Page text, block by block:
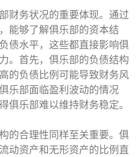
财务状况的重要体现。通过
能够了解俱乐部的资本结
债水平，这些都直接影响俱
。首先，俱乐部的负债结构
的负债比例可能导致财务风
乐部面临盈利波动的情况
俱乐部难以维持财务稳定。
的合理性同样至关重要。俱
动资产和无形资产的比例直